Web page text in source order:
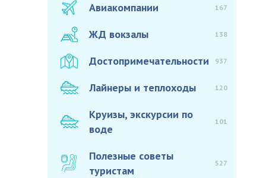
Авиакомпании 167
ЖД вокзалы 138
Достопримечательности 937
Лайнеры и теплоходы 120
Круизы, экскурсии по
воде
101
Полезные советы
туристам
527